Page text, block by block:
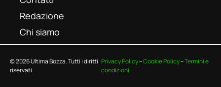
Redazione
Chi siamo
© 2026 Ultima Bozza. Tutti i diritti
riservati.
Privacy Policy–Cookie Policy–Termini e
condizioni